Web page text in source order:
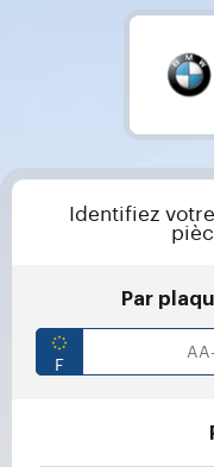
Identifiez
Par